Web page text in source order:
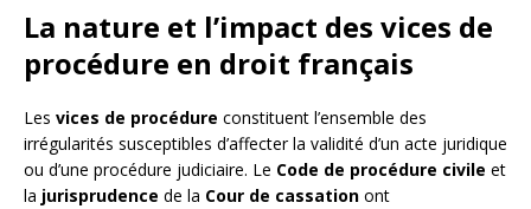
La nature et l’impact des vices de
procédure en droit français
Les vices de procédure constituent l’ensemble des
irrégularités susceptibles d’affecter la validité d’un acte juridique
ou d’une procédure judiciaire. Le Code de procédure civile et
la jurisprudence de la Cour de cassation ont